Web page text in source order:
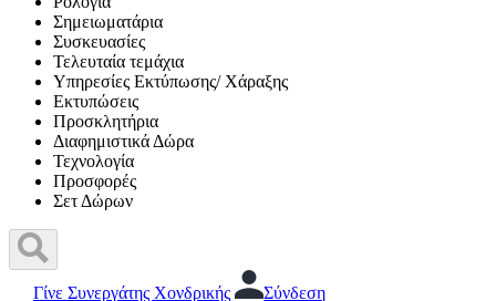
Σημειωματάρια
Συσκευασίες
Τελευταία τεμάχια
Υπηρεσίες Εκτύπωσης/ Χάραξης
Εκτυπώσεις
Προσκλητήρια
Διαφημιστικά Δώρα
Τεχνολογία
Προσφορές
Σετ Δώρων
Γίνε Συνεργάτης Χονδρικής Σύνδεση